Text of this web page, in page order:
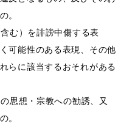
。
む）を誹謗中傷する表
可能性のある表現、その他
らに該当するおそれがある
思想・宗教への勧誘、又
。